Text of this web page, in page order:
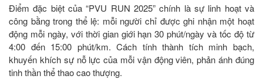
Điểm đặc biệt của “PVU RUN 2025” chính là sự linh hoạt và
công bằng trong thể lệ: mỗi người chỉ được ghi nhận một hoạt
động mỗi ngày, với thời gian giới hạn 30 phút/ngày và tốc độ từ
4:00 đến 15:00 phút/km. Cách tính thành tích minh bạch,
khuyến khích sự nỗ lực của mỗi vận động viên, phản ánh đúng
tinh thần thể thao cao thượng.